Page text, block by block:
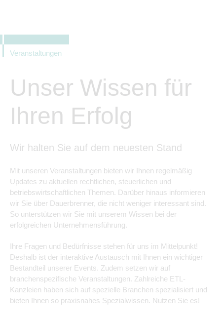
Veranstaltungen
Unser Wissen für
Ihren Erfolg
Wir halten Sie auf dem neuesten Stand
Mit unseren Veranstaltungen bieten wir Ihnen regelmäßig
Updates zu aktuellen rechtlichen, steuerlichen und
betriebswirtschaftlichen Themen. Darüber hinaus informieren
wir Sie über Dauerbrenner, die nicht weniger interessant sind.
So unterstützen wir Sie mit unserem Wissen bei der
erfolgreichen Unternehmensführung.
Ihre Fragen und Bedürfnisse stehen für uns im Mittelpunkt!
Deshalb ist der interaktive Austausch mit Ihnen ein wichtiger
Bestandteil unserer Events. Zudem setzen wir auf
branchenspezifische Veranstaltungen. Zahlreiche ETL-
Kanzleien haben sich auf spezielle Branchen spezialisiert und
bieten Ihnen so praxisnahes Spezialwissen. Nutzen Sie es!